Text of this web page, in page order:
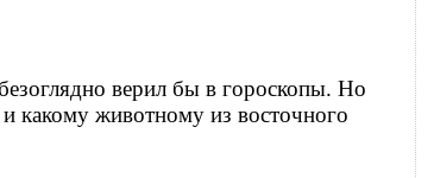
верил бы в гороскопы. Но
и какому животному из восточного